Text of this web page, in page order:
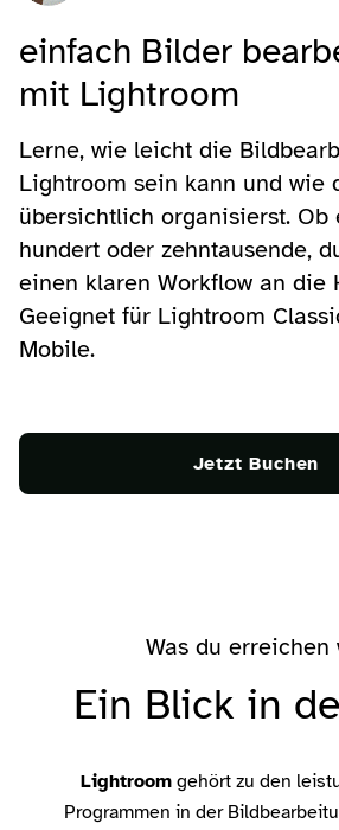
einfach Bilder
mit Lightroom
Lerne, wie leicht die
Lightroom sein kann und wie
übersichtlich organisierst. Ob
hundert oder zehntausende,
einen klaren Workflow an die
Geeignet für Lightroom
Mobile.
Jetzt Buchen
Was du erreichen
Ein Blick in
Lightroom gehört zu den
Programmen in der